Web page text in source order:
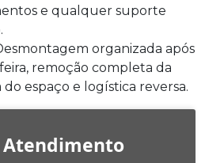
e qualquer suporte
organizada após
remoção completa da
espaço e logística reversa.
Atendimento